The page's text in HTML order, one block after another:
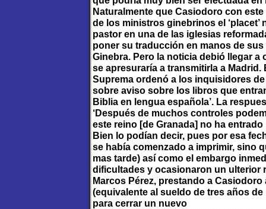
Naturalmente que Casiodoro con
de los ministros ginebrinos el
pastor en una de las iglesias
poner su traducción en manos de
Ginebra. Pero la noticia debió llegar
se apresuraría a transmitirla a
Suprema ordenó a los inquisidores
sobre aviso sobre los libros que
Biblia en lengua española’. La
‘Después de muchos controles
este reino [de Granada] no ha
Bien lo podían decir, pues por esa
se había comenzado a imprimir, sino
mas tarde) así como el embargo
dificultades y ocasionaron un ulterior
Marcos Pérez, prestando a
(equivalente al sueldo de tres años
para cerrar un nuevo